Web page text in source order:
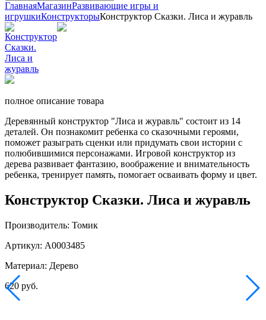
ГлавнаяМагазинРазвивающие игры и
игрушкиКонструкторыКонструктор Сказки. Лиса и журавль
полное описание товара
Деревянный конструктор "Лиса и журавль" состоит из 14
деталей. Он познакомит ребенка со сказочными героями,
поможет разыграть сценки или придумать свои истории с
полюбившимися персонажами. Игровой конструктор из
дерева развивает фантазию, воображение и внимательность
ребенка, тренирует память, помогает осваивать форму и цвет.
Конструктор Сказки. Лиса и журавль
Производитель: Томик
Артикул: А0003485
Материал: Дерево
620 руб.